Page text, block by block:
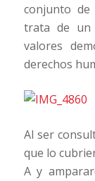
conjunto
trata de un
valores
derechos
Al ser
que lo
A y